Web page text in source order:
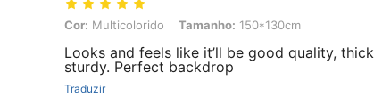
Cor: Multicolorido, Tamanho: 150*130cm
Cor: Multicolorido Tamanho: 150*130cm
Looks and feels like it’ll be good quality,
sturdy. Perfect backdrop
Traduzir